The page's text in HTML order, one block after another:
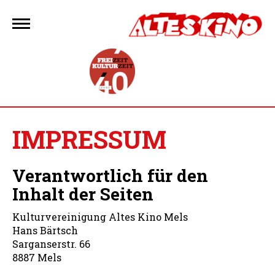
Inhalt
springen
IMPRESSUM
Verantwortlich für den
Inhalt der Seiten
Kulturvereinigung Altes Kino Mels
Hans Bärtsch
Sarganserstr. 66
8887 Mels